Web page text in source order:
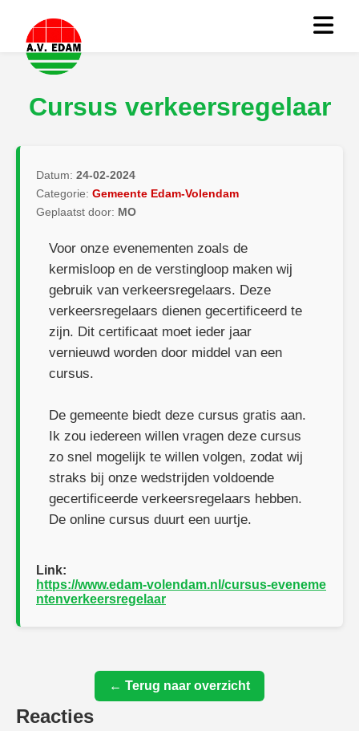
Cursus verkeersregelaar
Datum: 24-02-2024
Categorie: Gemeente Edam-Volendam
Geplaatst door: MO
Voor onze evenementen zoals de
kermisloop en de verstingloop maken wij
gebruik van verkeersregelaars. Deze
verkeersregelaars dienen gecertificeerd te
zijn. Dit certificaat moet ieder jaar
vernieuwd worden door middel van een
cursus.
De gemeente biedt deze cursus gratis aan.
Ik zou iedereen willen vragen deze cursus
zo snel mogelijk te willen volgen, zodat wij
straks bij onze wedstrijden voldoende
gecertificeerde verkeersregelaars hebben.
De online cursus duurt een uurtje.
Link:
https://www.edam-volendam.nl/cursus-eveneme
ntenverkeersregelaar
← Terug naar overzicht
Reacties